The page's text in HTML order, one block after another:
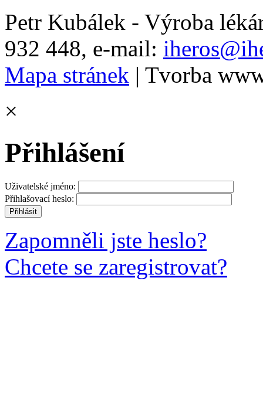
Petr Kubálek - Výroba
932 448, e-mail:
Mapa stránek | Tvorba
×
Přihlášení
Uživatelské jméno:
Přihlašovací heslo:
Zapomněli jste heslo?
Chcete se zaregistrovat?